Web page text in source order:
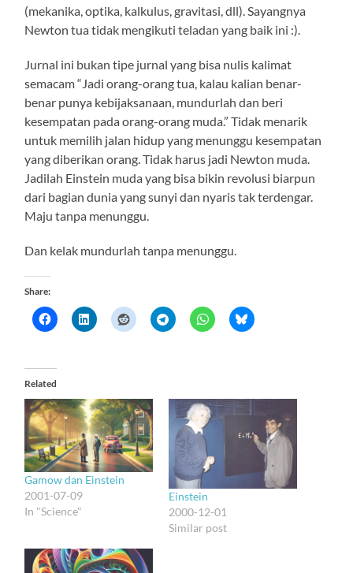
(mekanika, optika, kalkulus, gravitasi, dll). Sayangnya
Newton tua tidak mengikuti teladan yang baik ini :).
Jurnal ini bukan tipe jurnal yang bisa nulis kalimat
semacam “Jadi orang-orang tua, kalau kalian benar-
benar punya kebijaksanaan, mundurlah dan beri
kesempatan pada orang-orang muda.” Tidak menarik
untuk memilih jalan hidup yang menunggu kesempatan
yang diberikan orang. Tidak harus jadi Newton muda.
Jadilah Einstein muda yang bisa bikin revolusi biarpun
dari bagian dunia yang sunyi dan nyaris tak terdengar.
Maju tanpa menunggu.
Dan kelak mundurlah tanpa menunggu.
Share:
Related
Gamow dan Einstein
2001-07-09
In "Science"
Einstein
2000-12-01
Similar post